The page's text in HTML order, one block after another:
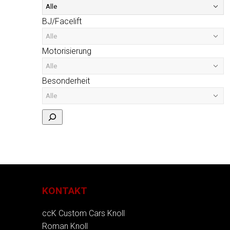
BJ/Facelift
Motorisierung
Besonderheit
KONTAKT
ccK Custom Cars Knoll
Roman Knoll